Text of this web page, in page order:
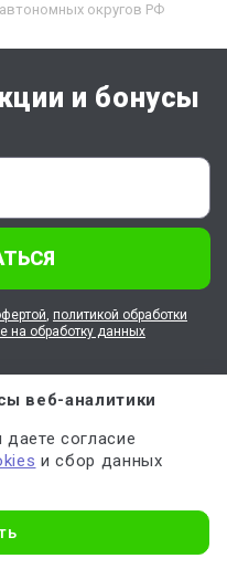
округов РФ
и бонусы
, политикой обработки
на обработку данных
веб-аналитики
согласие
и сбор данных